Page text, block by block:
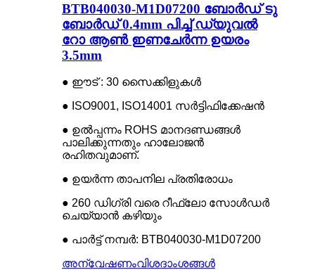
BTB040030-M1D07200 ബോർഡ് ടു
ബോർഡ് 0.4mm പിച്ച് ഡ്യുവൽ
റോ ആൺ ഇണചേർന്ന ഉയരം
3.5mm
● ഈട് : 30 സൈക്കിളുകൾ
● ISO9001, ISO14001 സർട്ടിഫിക്കേഷൻ
● ഉൽപ്പന്നം ROHS മാനദണ്ഡങ്ങൾ
പാലിക്കുന്നതും ഹാലോജൻ
രഹിതവുമാണ്.
● ഉയർന്ന താപനില പ്രതിരോധം
● 260 ഡിഗ്രി വരെ റീഫ്ലോ സോൾഡർ
ചെയ്യാൻ കഴിയും
● പാർട്ട് നമ്പർ: BTB040030-M1D07200
അന്വേഷണംവിശദാംശങ്ങൾ